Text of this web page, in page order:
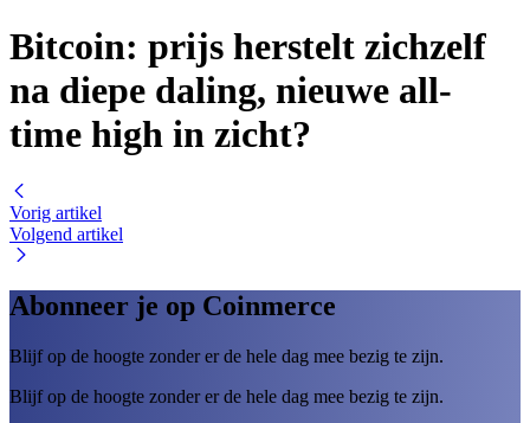
Bitcoin: prijs herstelt zichzelf
na diepe daling, nieuwe all-
time high in zicht?
Vorig artikel
Volgend artikel
Abonneer je op Coinmerce
Blijf op de hoogte zonder er de hele dag mee bezig te zijn.
Blijf op de hoogte zonder er de hele dag mee bezig te zijn.